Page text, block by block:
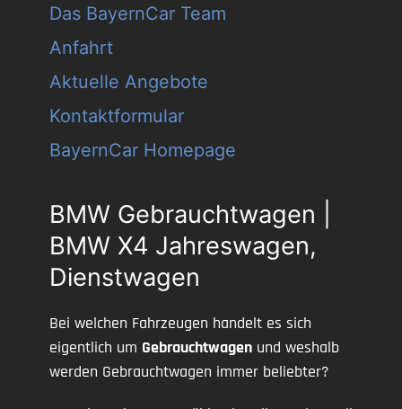
Das BayernCar Team
Anfahrt
Aktuelle Angebote
Kontaktformular
BayernCar Homepage
BMW Gebrauchtwagen |
BMW X4 Jahreswagen,
Dienstwagen
Bei welchen Fahrzeugen handelt es sich
eigentlich um Gebrauchtwagen und weshalb
werden Gebrauchtwagen immer beliebter?